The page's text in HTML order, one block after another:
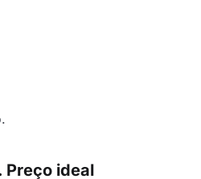
Preço ideal